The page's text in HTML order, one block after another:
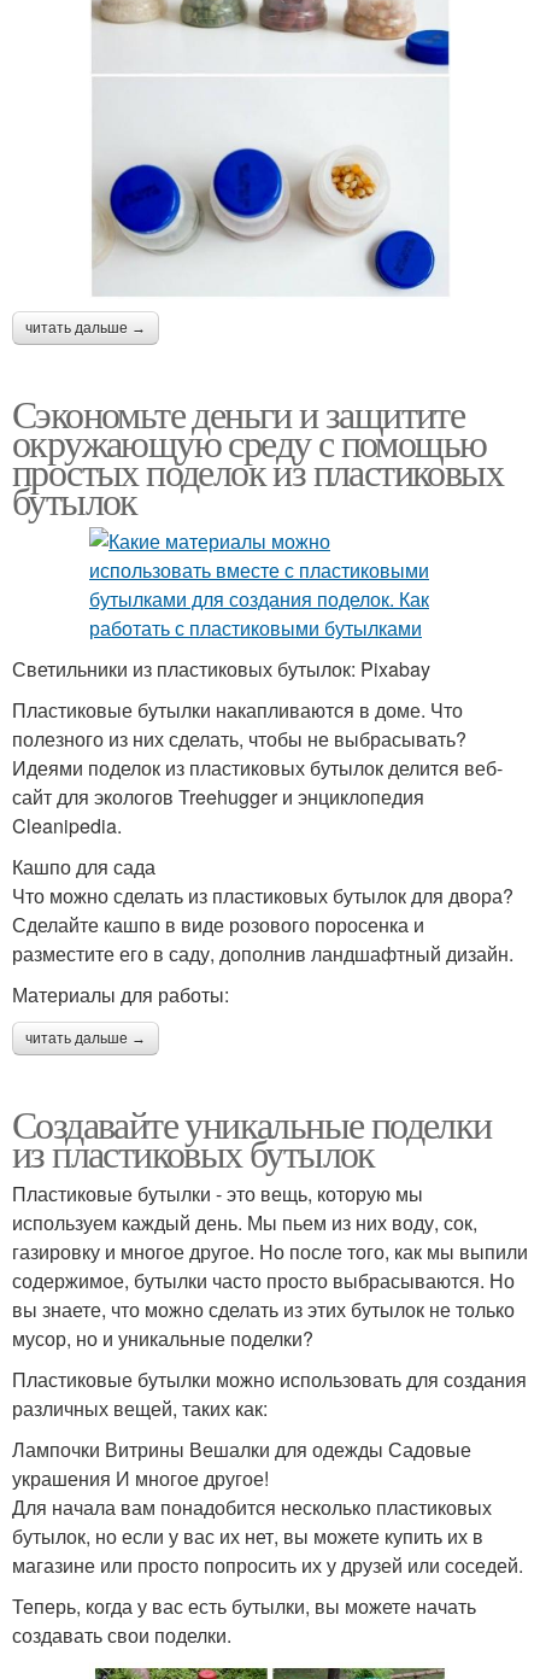
читать дальше →
Сэкономьте деньги и защитите
окружающую среду с помощью
простых поделок из пластиковых
бутылок
Светильники из пластиковых бутылок: Pixabay
Пластиковые бутылки накапливаются в доме. Что
полезного из них сделать, чтобы не выбрасывать?
Идеями поделок из пластиковых бутылок делится веб-
сайт для экологов Treehugger и энциклопедия
Cleanipedia.
Кашпо для сада
Что можно сделать из пластиковых бутылок для двора?
Сделайте кашпо в виде розового поросенка и
разместите его в саду, дополнив ландшафтный дизайн.
Материалы для работы:
читать дальше →
Создавайте уникальные поделки
из пластиковых бутылок
Пластиковые бутылки - это вещь, которую мы
используем каждый день. Мы пьем из них воду, сок,
газировку и многое другое. Но после того, как мы выпили
содержимое, бутылки часто просто выбрасываются. Но
вы знаете, что можно сделать из этих бутылок не только
мусор, но и уникальные поделки?
Пластиковые бутылки можно использовать для создания
различных вещей, таких как:
Лампочки Витрины Вешалки для одежды Садовые
украшения И многое другое!
Для начала вам понадобится несколько пластиковых
бутылок, но если у вас их нет, вы можете купить их в
магазине или просто попросить их у друзей или соседей.
Теперь, когда у вас есть бутылки, вы можете начать
создавать свои поделки.